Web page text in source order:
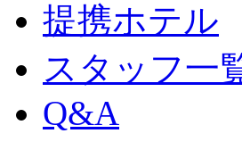
提携ホテル
スタッフ一
Q&A